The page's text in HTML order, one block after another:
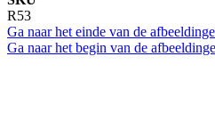
R53
Ga naar het einde van de
Ga naar het begin van de